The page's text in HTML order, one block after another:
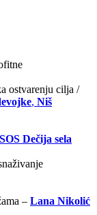
ostvarenju cilja /
, Niš
Dečija sela
– Lana Nikolić